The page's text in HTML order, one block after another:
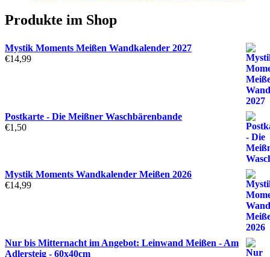
Produkte im Shop
Mystik Moments Meißen Wandkalender 2027
€14,99
Postkarte - Die Meißner Waschbärenbande
€1,50
Mystik Moments Wandkalender Meißen 2026
€14,99
Nur bis Mitternacht im Angebot: Leinwand Meißen - Am
Adlersteig - 60x40cm